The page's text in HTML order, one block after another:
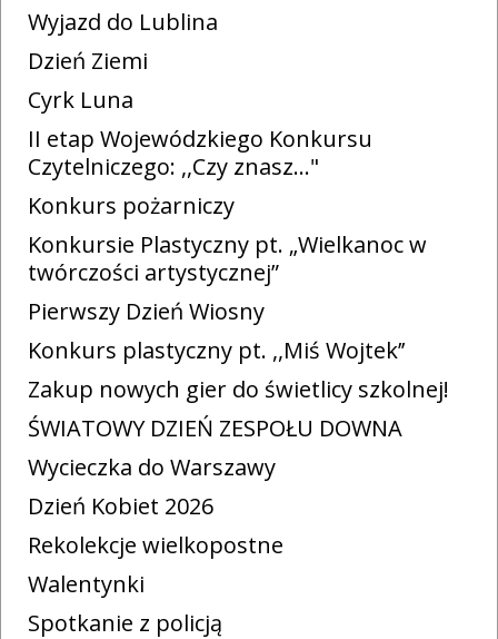
Wyjazd do Lublina
Dzień Ziemi
Cyrk Luna
II etap Wojewódzkiego Konkursu
Czytelniczego: ,,Czy znasz…"
Konkurs pożarniczy
Konkursie Plastyczny pt. „Wielkanoc w
twórczości artystycznej”
Pierwszy Dzień Wiosny
Konkurs plastyczny pt. ,,Miś Wojtek’’
Zakup nowych gier do świetlicy szkolnej!
ŚWIATOWY DZIEŃ ZESPOŁU DOWNA
Wycieczka do Warszawy
Dzień Kobiet 2026
Rekolekcje wielkopostne
Walentynki
Spotkanie z policją